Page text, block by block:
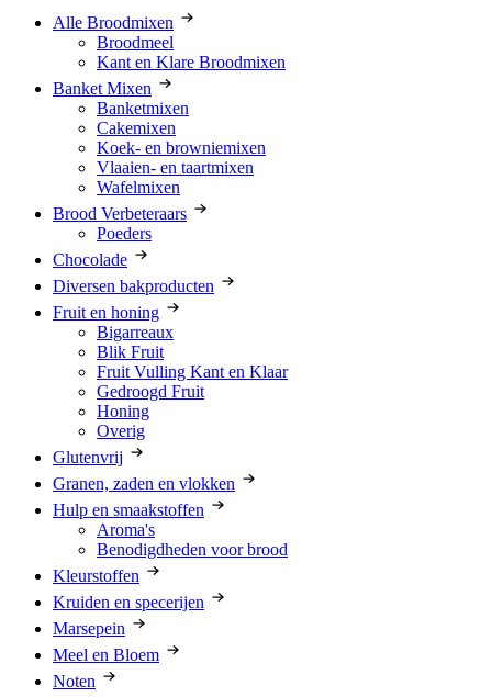
Alle Broodmixen
Broodmeel
Kant en Klare Broodmixen
Banket Mixen
Banketmixen
Cakemixen
Koek- en browniemixen
Vlaaien- en taartmixen
Wafelmixen
Brood Verbeteraars
Poeders
Chocolade
Diversen bakproducten
Fruit en honing
Bigarreaux
Blik Fruit
Fruit Vulling Kant en Klaar
Gedroogd Fruit
Honing
Overig
Glutenvrij
Granen, zaden en vlokken
Hulp en smaakstoffen
Aroma's
Benodigdheden voor brood
Kleurstoffen
Kruiden en specerijen
Marsepein
Meel en Bloem
Noten